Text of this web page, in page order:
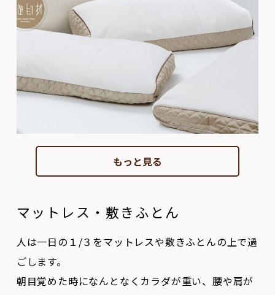
もっと見る
マットレス・敷きふとん
人は一日の１/３をマットレスや敷きふとんの上で過
朝目覚めた時になんとなくカラダが重い、腰や肩が
痛いなどでお悩みの方、マットレスや敷きふとんを
見直してみませんか？